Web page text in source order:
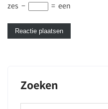
zes − = een
Zoeken